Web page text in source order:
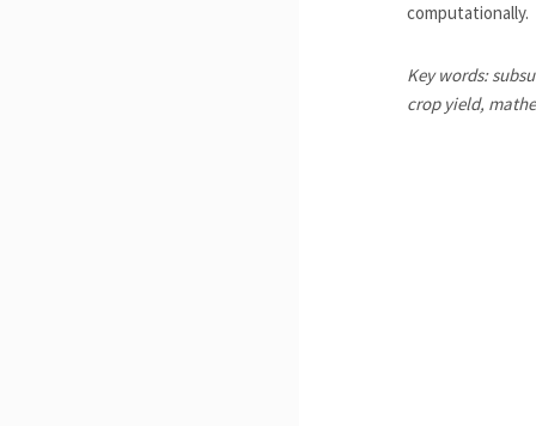
computationally.
Key words:
crop yield,